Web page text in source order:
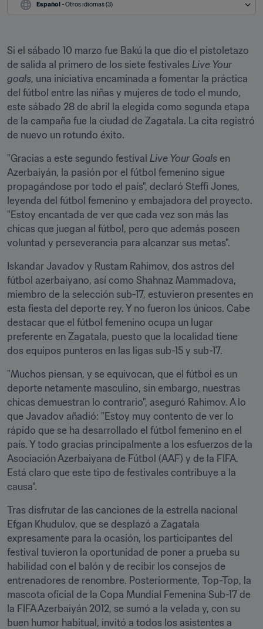
Español - Otros idiomas (3)
Si el sábado 10 marzo fue Bakú la que dio el pistoletazo
de salida al primero de los siete festivales Live Your
goals, una iniciativa encaminada a fomentar la práctica
del fútbol entre las niñas y mujeres de todo el mundo,
este sábado 28 de abril la elegida como segunda etapa
de la campaña fue la ciudad de Zagatala. La cita registró
de nuevo un rotundo éxito.
"Gracias a este segundo festival Live Your Goals en
Azerbaiyán, la pasión por el fútbol femenino sigue
propagándose por todo el país", declaró Steffi Jones,
leyenda del fútbol femenino y embajadora del proyecto.
"Estoy encantada de ver que cada vez son más las
chicas que juegan al fútbol, pero que además poseen
voluntad y perseverancia para alcanzar sus metas".
Iskandar Javadov y Rustam Rahimov, dos astros del
fútbol azerbaiyano, así como Shahnaz Mammadova,
miembro de la selección sub-17, estuvieron presentes en
esta fiesta del deporte rey. Y no fueron los únicos. Cabe
destacar que el fútbol femenino ocupa un lugar
preferente en Zagatala, puesto que la localidad tiene
dos equipos punteros en las ligas sub-15 y sub-17.
"Muchos piensan, y se equivocan, que el fútbol es un
deporte netamente masculino, sin embargo, nuestras
chicas demuestran lo contrario", aseguró Rahimov. A lo
que Javadov añadió: "Estoy muy contento de ver lo
rápido que se ha desarrollado el fútbol femenino en el
país. Y todo gracias principalmente a los esfuerzos de la
Asociación Azerbaiyana de Fútbol (AAF) y de la FIFA.
Está claro que este tipo de festivales contribuye a la
causa".
Tras disfrutar de las canciones de la estrella nacional
Efgan Khudulov, que se desplazó a Zagatala
expresamente para la ocasión, los participantes del
festival tuvieron la oportunidad de poner a prueba su
habilidad con el balón y de recibir los consejos de
entrenadores de renombre. Posteriormente, Top-Top, la
mascota oficial de la Copa Mundial Femenina Sub-17 de
la FIFA Azerbaiyán 2012, se sumó a la velada y, con su
buen humor habitual, invitó a todos los asistentes a